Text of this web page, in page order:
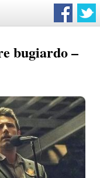
bugiardo –